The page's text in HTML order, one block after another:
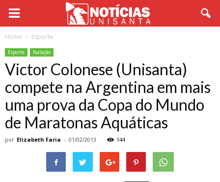
Home Esporte
Esporte Natação
Victor Colonese (Unisanta)
compete na Argentina em mais
uma prova da Copa do Mundo
de Maratonas Aquáticas
por Elizabeth Faria - 01/02/2013 144